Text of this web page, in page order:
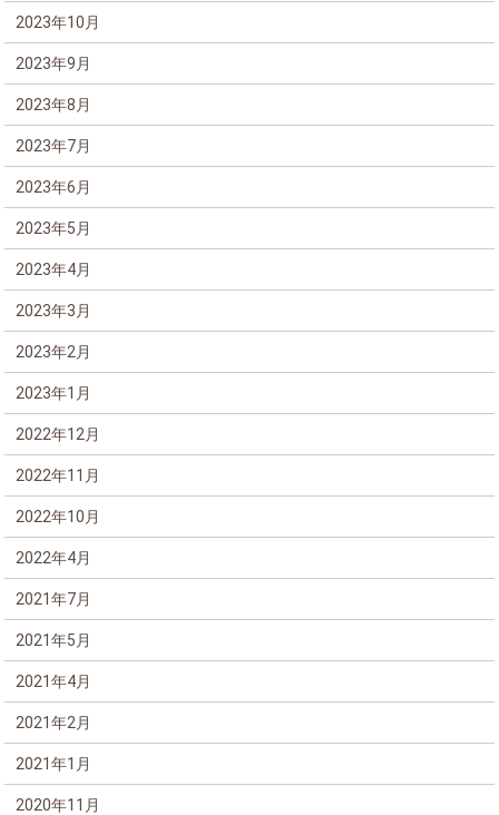
2023年10月
2023年9月
2023年8月
2023年7月
2023年6月
2023年5月
2023年4月
2023年3月
2023年2月
2023年1月
2022年12月
2022年11月
2022年10月
2022年4月
2021年7月
2021年5月
2021年4月
2021年2月
2021年1月
2020年11月